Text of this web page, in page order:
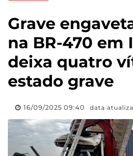
Grave
na BR-470 em
deixa quatro
estado grave
16/09/2025 09:40 data